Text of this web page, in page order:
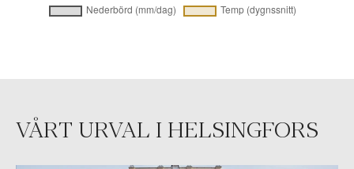
VÅRT URVAL I HELSINGFORS